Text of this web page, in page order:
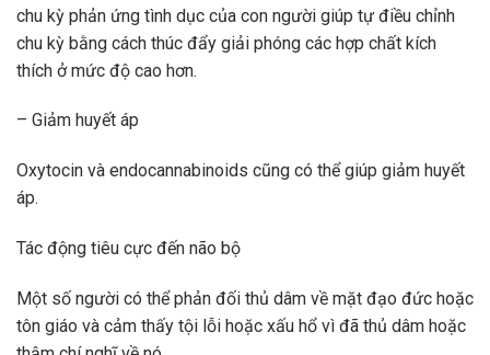
chu kỳ phản ứng tình dục của con người giúp tự điều chỉnh
chu kỳ bằng cách thúc đẩy giải phóng các hợp chất kích
thích ở mức độ cao hơn.
– Giảm huyết áp
Oxytocin và endocannabinoids cũng có thể giúp giảm huyết
áp.
Tác động tiêu cực đến não bộ
Một số người có thể phản đối thủ dâm về mặt đạo đức hoặc
tôn giáo và cảm thấy tội lỗi hoặc xấu hổ vì đã thủ dâm hoặc